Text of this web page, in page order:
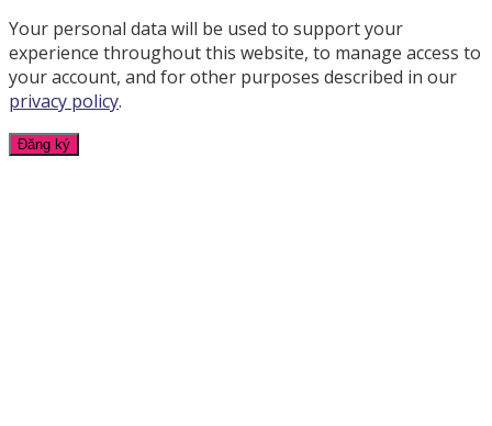
Your personal data will be used to support your
experience throughout this website, to manage access to
your account, and for other purposes described in our
privacy policy.
Đăng ký